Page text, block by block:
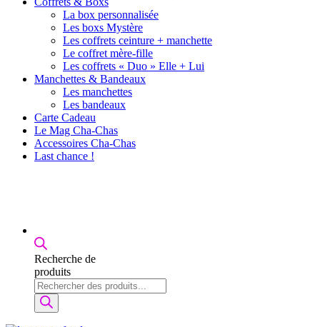
La box personnalisée
Les boxs Mystère
Les coffrets ceinture + manchette
Le coffret mère-fille
Les coffrets « Duo » Elle + Lui
Manchettes & Bandeaux
Les manchettes
Les bandeaux
Carte Cadeau
Le Mag Cha-Chas
Accessoires Cha-Chas
Last chance !
Recherche de
produits